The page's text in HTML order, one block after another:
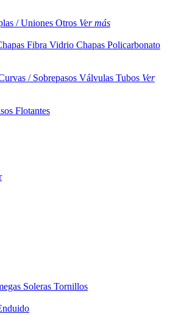
/ Uniones Otros Ver más
Fibra Vidrio Chapas Policarbonato
/ Sobrepasos Válvulas Tubos Ver
Flotantes
Soleras Tornillos